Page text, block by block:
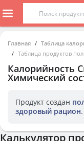
Главная
Таблица
Таблица продуктов
Калорийность
Химический
Продукт создан
здоровый рацион.
Калькулятор